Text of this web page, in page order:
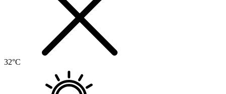
32°C